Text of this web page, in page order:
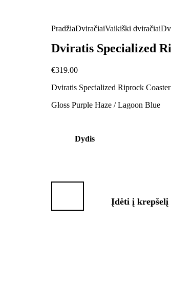
PradžiaDviračiaiVaikiški dviračiai
Dviratis Specialized
€319.00
Dviratis Specialized Riprock
Gloss Purple Haze / Lagoon Blue
Dydis
Įdėti į krepšelį